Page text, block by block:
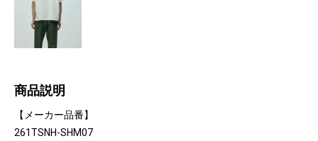
商品説明
【メーカー品番】
261TSNH-SHM07